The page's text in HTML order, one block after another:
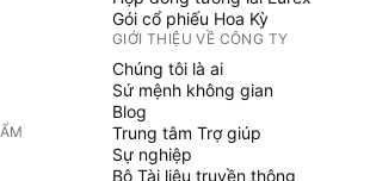
Gói cổ phiếu Hoa Kỳ
GIỚI THIỆU VỀ CÔNG TY
Chúng tôi là ai
Sứ mệnh không gian
Blog
Trung tâm Trợ giúp
Sự nghiệp
Bộ Tài liệu truyền thông